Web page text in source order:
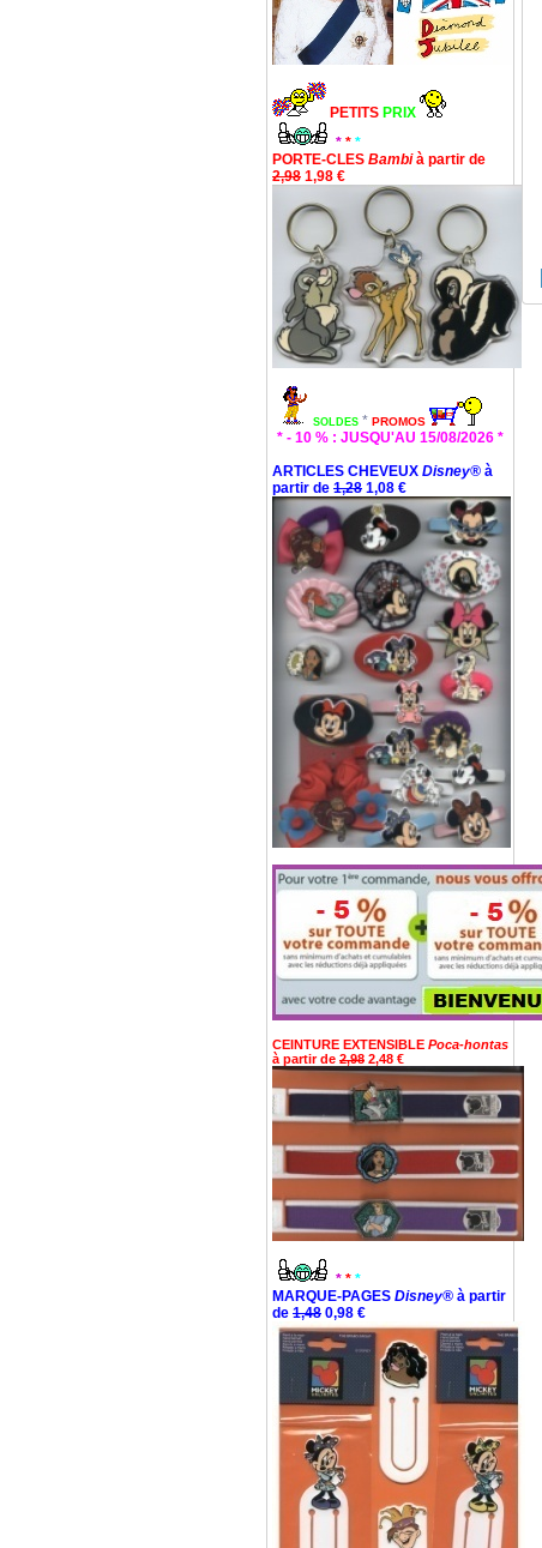
PETITS PRIX
* * *
PORTE-CLES Bambià partir de
2,98 1,98 €
SOLDES * PROMOS
* - 10 % : JUSQU'AU 15/08/2026 *
ARTICLES CHEVEUX Disney® à
partir de 1,28 1,08 €
CEINTURE EXTENSIBLE Poca-hontas
à partir de 2,98 2,48 €
* * *
MARQUE-PAGES Disney® à partir
de 1,48 0,98 €